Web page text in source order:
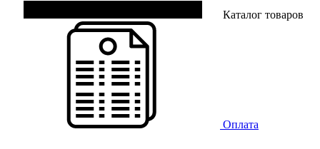
Каталог товаров
Оплата